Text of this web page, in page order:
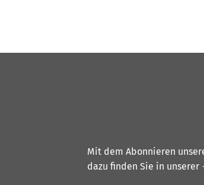
Mit dem Abonnieren
dazu finden Sie in unserer